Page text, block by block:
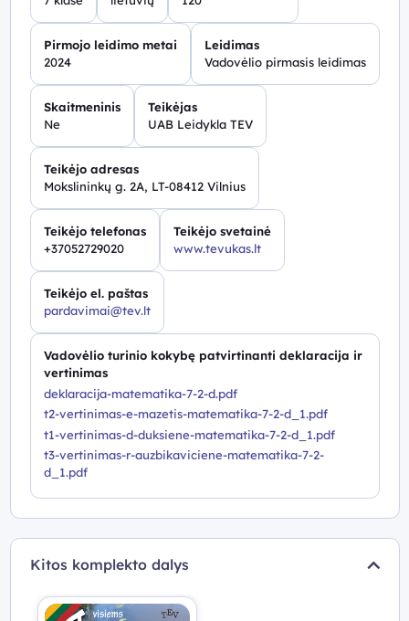
Pirmojo leidimo metai
2024
Leidimas
Vadovėlio pirmasis leidimas
Skaitmeninis
Ne
Teikėjas
UAB Leidykla TEV
Teikėjo adresas
Mokslininkų g. 2A, LT-08412 Vilnius
Teikėjo telefonas
+37052729020
Teikėjo svetainė
www.tevukas.lt
Teikėjo el. paštas
pardavimai@tev.lt
Vadovėlio turinio kokybę patvirtinanti deklaracija ir
vertinimas
deklaracija-matematika-7-2-d.pdf
t2-vertinimas-e-mazetis-matematika-7-2-d_1.pdf
t1-vertinimas-d-duksiene-matematika-7-2-d_1.pdf
t3-vertinimas-r-auzbikaviciene-matematika-7-2-
d_1.pdf
Kitos komplekto dalys